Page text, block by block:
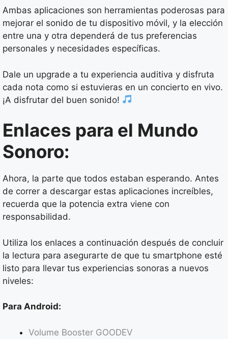
Ambas aplicaciones son herramientas poderosas para
mejorar el sonido de tu dispositivo móvil, y la elección
entre una y otra dependerá de tus preferencias
personales y necesidades específicas.
Dale un upgrade a tu experiencia auditiva y disfruta
cada nota como si estuvieras en un concierto en vivo.
¡A disfrutar del buen sonido!
Enlaces para el Mundo
Sonoro:
Ahora, la parte que todos estaban esperando. Antes
de correr a descargar estas aplicaciones increíbles,
recuerda que la potencia extra viene con
responsabilidad.
Utiliza los enlaces a continuación después de concluir
la lectura para asegurarte de que tu smartphone esté
listo para llevar tus experiencias sonoras a nuevos
niveles:
Para Android:
Volume Booster GOODEV